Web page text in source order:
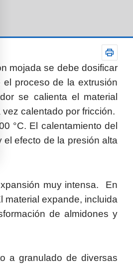
mojada se debe dosificar
proceso de la extrusión
se calienta el material
calentado por fricción.
°C. El calentamiento del
el efecto de la presión alta
muy intensa. En
material expande, incluida
de almidones y
a granulado de diversas